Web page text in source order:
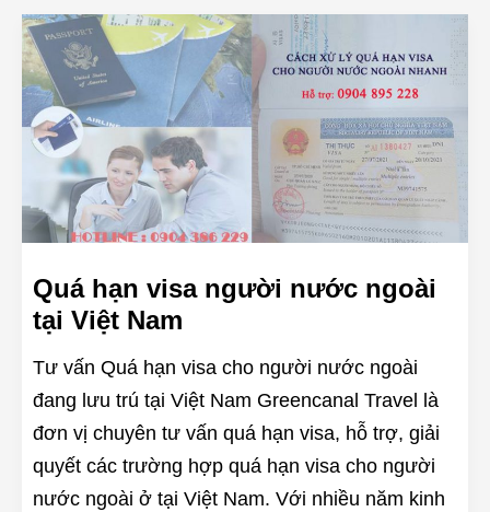
Menu
Quá hạn visa người nước ngoài
tại Việt Nam
Tư vấn Quá hạn visa cho người nước ngoài
đang lưu trú tại Việt Nam Greencanal Travel là
đơn vị chuyên tư vấn quá hạn visa, hỗ trợ, giải
quyết các trường hợp quá hạn visa cho người
nước ngoài ở tại Việt Nam. Với nhiều năm kinh